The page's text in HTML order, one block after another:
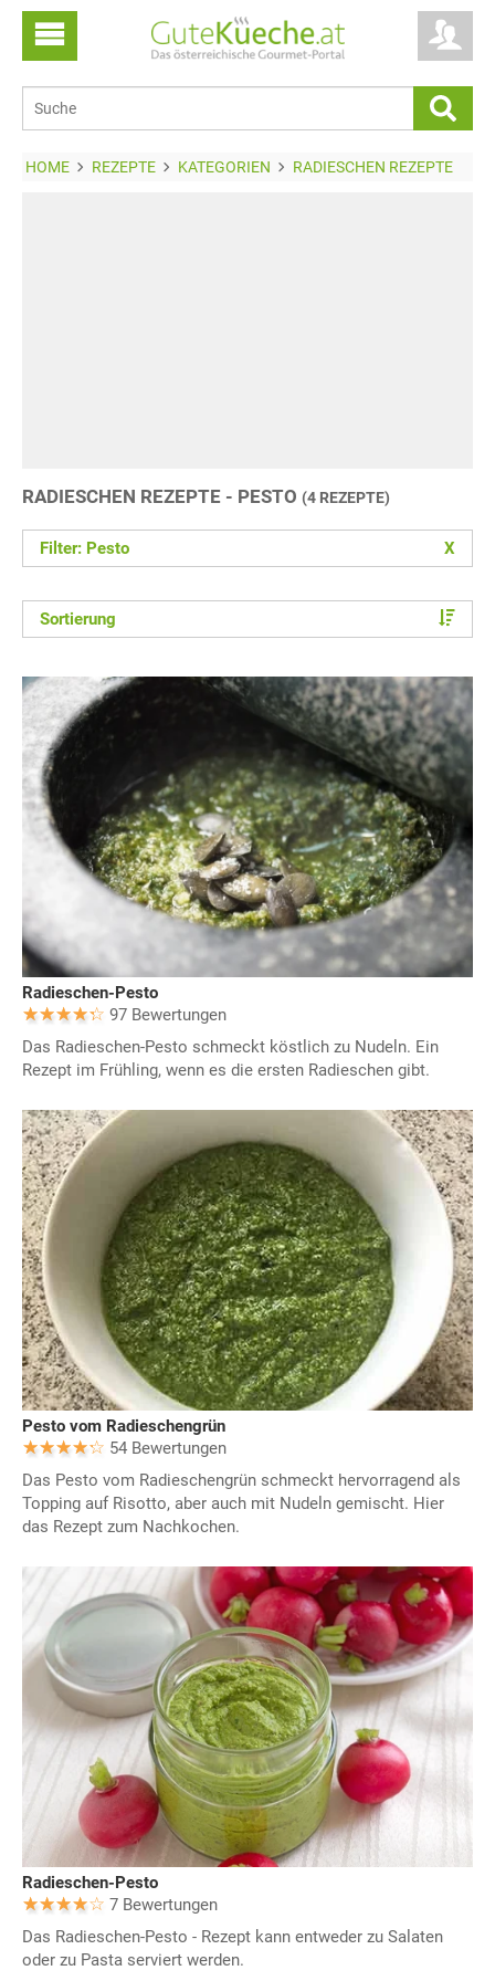
HOME REZEPTE KATEGORIEN RADIESCHEN REZEPTE
RADIESCHEN REZEPTE - PESTO (4 REZEPTE)
Filter: Pesto X
Sortierung
Radieschen-Pesto
97 Bewertungen
Das Radieschen-Pesto schmeckt köstlich zu Nudeln. Ein
Rezept im Frühling, wenn es die ersten Radieschen gibt.
Pesto vom Radieschengrün
54 Bewertungen
Das Pesto vom Radieschengrün schmeckt hervorragend als
Topping auf Risotto, aber auch mit Nudeln gemischt. Hier
das Rezept zum Nachkochen.
Radieschen-Pesto
7 Bewertungen
Das Radieschen-Pesto - Rezept kann entweder zu Salaten
oder zu Pasta serviert werden.